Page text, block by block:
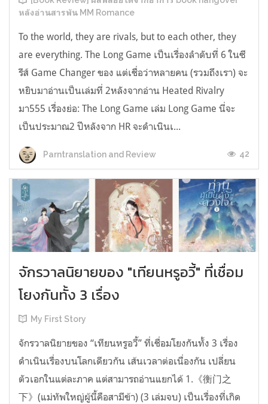
หลังอ่านสารพัน MM Romance
To the world, they are rivals, but to each other, they
are everything. The Long Game เป็นเรื่องลำดับที่ 6 ในซี
รีส์ Game Changer ของ แต่เชื่อว่าหลายคน (รวมถึงเรา) จะ
หยิบมาอ่านเป็นเล่มที่ 2หลังจากอ่าน Heated Rivalry
มา555 เรื่องย่อ: The Long Game เล่ม Long Game นี่จะ
เป็นประมาณ2 ปีหลังจาก HR จะดำเนินเ...
Parntranslation and Review 42
จักรวาลนิยายของ "เทียนหรูอวี้" ที่เชื่อม
โยงกันทั้ง 3 เรื่อง
My First Story
จักรวาลนิยายของ “เทียนหรูอวี้” ที่เชื่อมโยงกันทั้ง 3 เรื่อง
ดำเนินเรื่องบนโลกเดียวกัน เส้นเวลาต่อเนื่องกัน เปลี่ยน
ตัวเอกในแต่ละภาค แต่สามารถอ่านแยกได้ 1.《衡门之
下》(แม่ทัพใหญ่ผู้นี้คือสามีข้า) (3 เล่มจบ) เป็นเรื่องที่เกิด